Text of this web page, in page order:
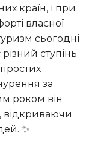
країн, і при
власної
сьогодні
ступінь
за
роком він
відкриваючи
✨